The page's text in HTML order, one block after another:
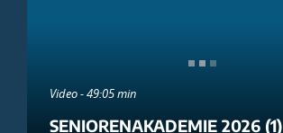
Video - 49:05 min
SENIORENAKADEMIE 2026 (1)